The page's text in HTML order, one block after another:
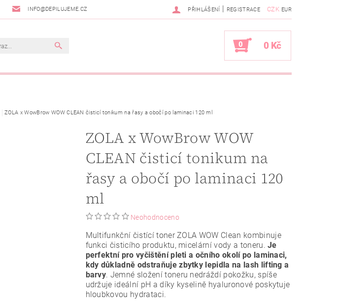
INFO@DEPILUJEME.CZ CZK EUR
PŘIHLÁŠENÍ | REGISTRACE
0 0 Kč
ZOLA x WowBrow WOW CLEAN čisticí tonikum na řasy a obočí po laminaci 120 ml
ZOLA x WowBrow WOW
CLEAN čisticí tonikum na
řasy a obočí po laminaci 120
ml
Neohodnoceno
Multifunkční čistící toner ZOLA WOW Clean kombinuje
funkci čisticího produktu, micelární vody a toneru.Je
perfektní pro vyčištění pleti a očního okolí po laminaci,
kdy důkladně odstraňuje zbytky lepidla na lash lifting a
barvy. Jemné složení toneru nedráždí pokožku, spíše
udržuje ideální pH a díky kyselině hyaluronové poskytuje
hloubkovou hydrataci.